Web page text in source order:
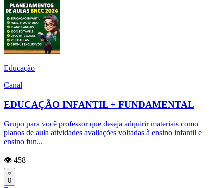
Educação
Canal
EDUCAÇÃO INFANTIL + FUNDAMENTAL
Grupo para você professor que deseja adquirir materiais como
planos de aula atividades avaliações voltadas à ensino infantil e
ensino fun...
👁️ 458
0